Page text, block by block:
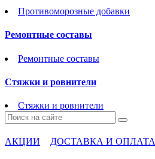
Противоморозные добавки
Ремонтные составы
Ремонтные составы
Стяжки и ровнители
Стяжки и ровнители
АКЦИИ ДОСТАВКА И ОПЛАТА